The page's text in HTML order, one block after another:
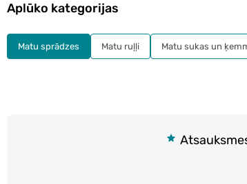
Aplūko kategorijas
Matu sprādzes Matu ruļļi Matu sukas un